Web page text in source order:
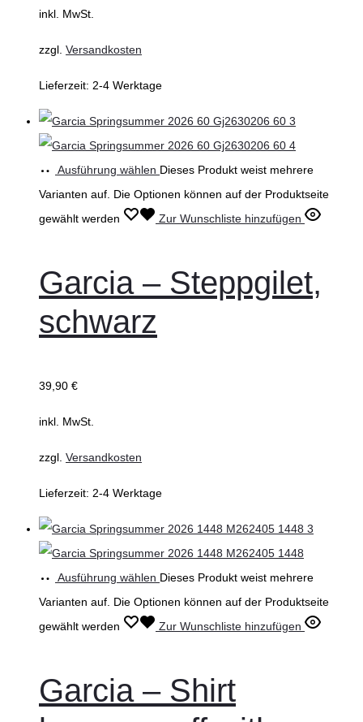
inkl. MwSt.
zzgl. Versandkosten
Lieferzeit: 2-4 Werktage
Ausführung wählen Dieses Produkt weist mehrere
Varianten auf. Die Optionen können auf der Produktseite
gewählt werden
Zur Wunschliste hinzufügen
Garcia – Steppgilet,
schwarz
39,90 €
inkl. MwSt.
zzgl. Versandkosten
Lieferzeit: 2-4 Werktage
Ausführung wählen Dieses Produkt weist mehrere
Varianten auf. Die Optionen können auf der Produktseite
gewählt werden
Zur Wunschliste hinzufügen
Garcia – Shirt